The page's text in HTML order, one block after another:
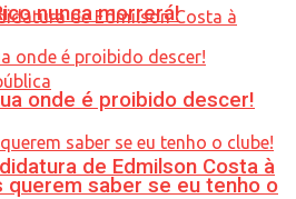
de Edmilson Costa à
nunca morrerá!
onde é proibido descer!
querem saber se eu tenho o